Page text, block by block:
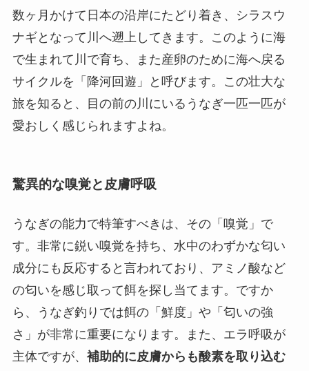
数ヶ月かけて日本の沿岸にたどり着き、シラスウ
ナギとなって川へ遡上してきます。このように海
で生まれて川で育ち、また産卵のために海へ戻る
サイクルを「降河回遊」と呼びます。この壮大な
旅を知ると、目の前の川にいるうなぎ一匹一匹が
愛おしく感じられますよね。
驚異的な嗅覚と皮膚呼吸
うなぎの能力で特筆すべきは、その「嗅覚」で
す。非常に鋭い嗅覚を持ち、水中のわずかな匂い
成分にも反応すると言われており、アミノ酸など
の匂いを感じ取って餌を探し当てます。ですか
ら、うなぎ釣りでは餌の「鮮度」や「匂いの強
さ」が非常に重要になります。また、エラ呼吸が
主体ですが、 補助的に皮膚からも酸素を取り込む